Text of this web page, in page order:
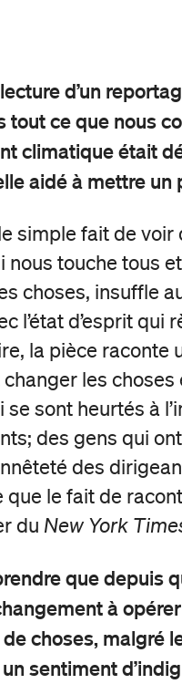
d’un
tout ce que nous
climatique était
aidé à mettre un
simple fait de voir
nous touche tous
choses, insuffle
l’état d’esprit qui
la pièce raconte
les
sont heurtés à
des gens qui
des
que le fait de
du New York
que depuis
à
choses, malgré
sentiment